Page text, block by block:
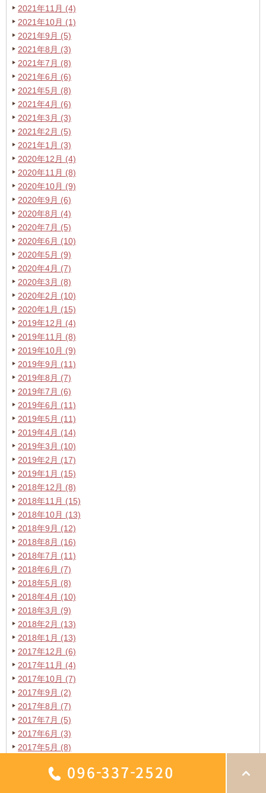
2021年11月 (4)
2021年10月 (1)
2021年9月 (5)
2021年8月 (3)
2021年7月 (8)
2021年6月 (6)
2021年5月 (8)
2021年4月 (6)
2021年3月 (3)
2021年2月 (5)
2021年1月 (3)
2020年12月 (4)
2020年11月 (8)
2020年10月 (9)
2020年9月 (6)
2020年8月 (4)
2020年7月 (5)
2020年6月 (10)
2020年5月 (9)
2020年4月 (7)
2020年3月 (8)
2020年2月 (10)
2020年1月 (15)
2019年12月 (4)
2019年11月 (8)
2019年10月 (9)
2019年9月 (11)
2019年8月 (7)
2019年7月 (6)
2019年6月 (11)
2019年5月 (11)
2019年4月 (14)
2019年3月 (10)
2019年2月 (17)
2019年1月 (15)
2018年12月 (8)
2018年11月 (15)
2018年10月 (13)
2018年9月 (12)
2018年8月 (16)
2018年7月 (11)
2018年6月 (7)
2018年5月 (8)
2018年4月 (10)
2018年3月 (9)
2018年2月 (13)
2018年1月 (13)
2017年12月 (6)
2017年11月 (4)
2017年10月 (7)
2017年9月 (2)
2017年8月 (7)
2017年7月 (5)
2017年6月 (3)
2017年5月 (8)
2017年3月 (3)